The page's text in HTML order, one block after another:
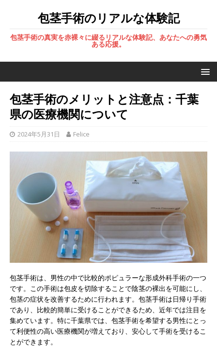
包茎手術のリアルな体験記
包茎手術の真実を赤裸々に綴るリアルな体験記、あなたへの勇気
ある応援。
包茎手術のメリットと注意点：千葉
県の医療機関について
2024年5月31日 Felice
包茎手術は、男性の中で比較的ポピュラーな形成外科手術の一つ
です。 この手術は包皮を切除することで陰茎の裸出を可能にし、
包茎の症状を改善するために行われます。包茎手術は日帰り手術
であり、比較的簡単に受けることができるため、近年では注目を
集めています。特に千葉県では、包茎手術を希望する男性にとっ
て利便性の高い医療機関が増えており、安心して手術を受けるこ
とができます。